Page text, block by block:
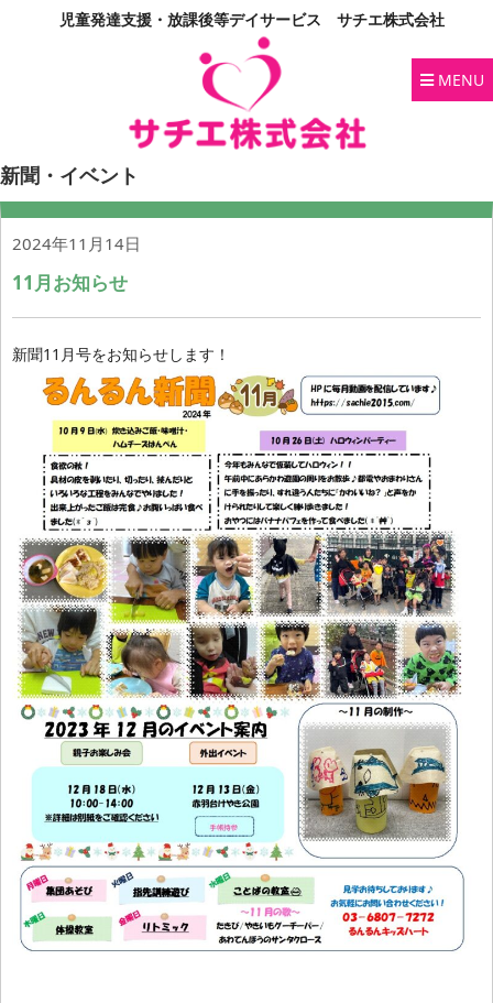
児童発達支援・放課後等デイサービス サチエ株式会社
MENU
新聞・イベント
2024年11月14日
11月お知らせ
新聞11月号をお知らせします！